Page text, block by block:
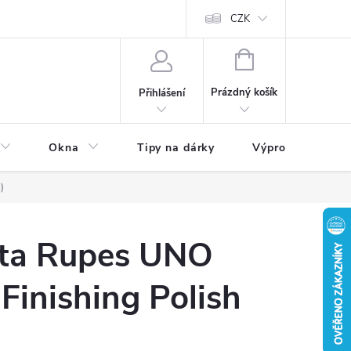
CZK
Přihlášení
NÁKUPNÍ
Prázdný košík
Okna Tipy na dárky Výprodej skladu
Rupes UNO
Polish